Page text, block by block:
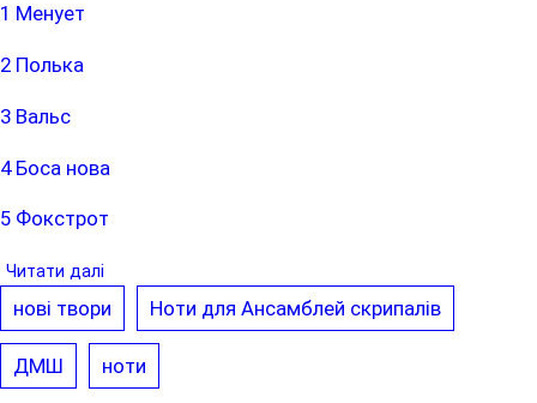
1 Менует
2 Полька
3 Вальс
4 Боса нова
5 Фокстрот
Читати далі
нові твори Ноти для Ансамблей скрипалів
ДМШ ноти